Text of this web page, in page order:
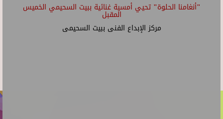
"أنغامنا الحلوة" تحيي أمسية غنائية ببيت السحيمي الخميس
المقبل
مركز الإبداع الفنى ببيت السحيمى